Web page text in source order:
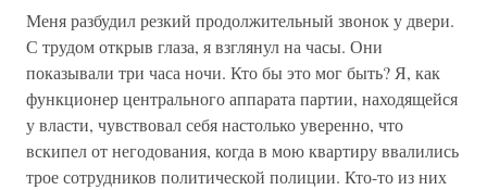
Меня разбудил резкий продолжительный звонок у двери.
С трудом открыв глаза, я взглянул на часы. Они
показывали три часа ночи. Кто бы это мог быть? Я, как
функционер центрального аппарата партии, находящейся
у власти, чувствовал себя настолько уверенно, что
вскипел от негодования, когда в мою квартиру ввалились
трое сотрудников политической полиции. Кто-то из них